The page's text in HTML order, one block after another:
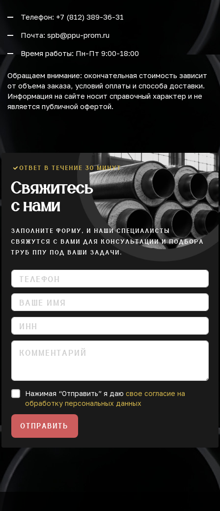
Телефон: +7 (812) 389-36-31
Почта: spb@ppu-prom.ru
Время работы: Пн-Пт 9:00-18:00
Обращаем внимание: окончательная стоимость зависит
от объема заказа, условий оплаты и способа доставки.
Информация на сайте носит справочный характер и не
является публичной офертой.
ОТВЕТ В ТЕЧЕНИЕ 30 МИНУТ
Свяжитесь
с нами
ЗАПОЛНИТЕ ФОРМУ, И НАШИ СПЕЦИАЛИСТЫ
СВЯЖУТСЯ С ВАМИ ДЛЯ КОНСУЛЬТАЦИИ И ПОДБОРА
ТРУБ ППУ ПОД ВАШИ ЗАДАЧИ.
Нажимая “Отправить” я даю свое согласие на
обработку персональных данных
ОТПРАВИТЬ